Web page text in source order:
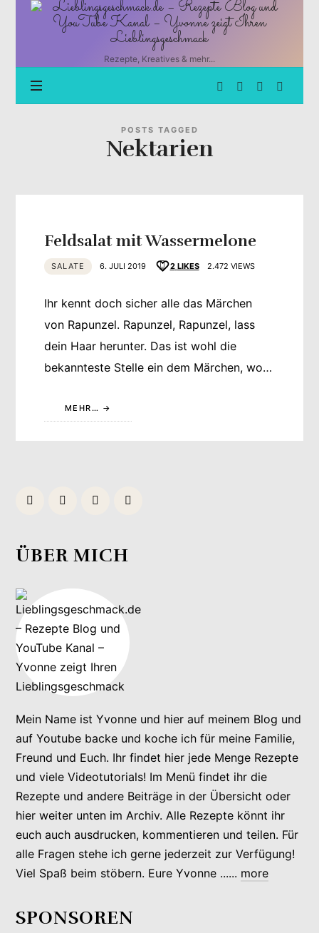
Lieblingsgeschmack.de
Rezepte
und
YouTube
Kanal
Rezepte, Kreatives & mehr...
POSTS TAGGED
Nektarien
Feldsalat mit Wassermelone
SALATE 6. JULI 2019 2 LIKES 2.472 VIEWS
Ihr kennt doch sicher alle das Märchen
von Rapunzel. Rapunzel, Rapunzel, lass
dein Haar herunter. Das ist wohl die
bekannteste Stelle ein dem Märchen, wo…
MEHR…
ÜBER MICH
Mein Name ist Yvonne und hier auf meinem Blog und
auf Youtube backe und koche ich für meine Familie,
Freund und Euch. Ihr findet hier jede Menge Rezepte
und viele Videotutorials! Im Menü findet ihr die
Rezepte und andere Beiträge in der Übersicht oder
hier weiter unten im Archiv. Alle Rezepte könnt ihr
euch auch ausdrucken, kommentieren und teilen. Für
alle Fragen stehe ich gerne jederzeit zur Verfügung!
Viel Spaß beim stöbern. Eure Yvonne ...... more
SPONSOREN